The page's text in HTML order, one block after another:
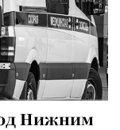
Нижним